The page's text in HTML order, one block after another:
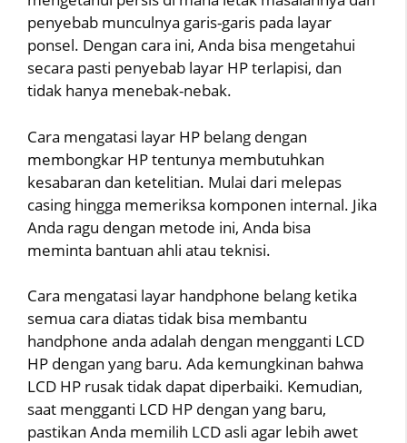
penyebab munculnya garis-garis pada layar
ponsel. Dengan cara ini, Anda bisa mengetahui
secara pasti penyebab layar HP terlapisi, dan
tidak hanya menebak-nebak.
Cara mengatasi layar HP belang dengan
membongkar HP tentunya membutuhkan
kesabaran dan ketelitian. Mulai dari melepas
casing hingga memeriksa komponen internal. Jika
Anda ragu dengan metode ini, Anda bisa
meminta bantuan ahli atau teknisi.
Cara mengatasi layar handphone belang ketika
semua cara diatas tidak bisa membantu
handphone anda adalah dengan mengganti LCD
HP dengan yang baru. Ada kemungkinan bahwa
LCD HP rusak tidak dapat diperbaiki. Kemudian,
saat mengganti LCD HP dengan yang baru,
pastikan Anda memilih LCD asli agar lebih awet